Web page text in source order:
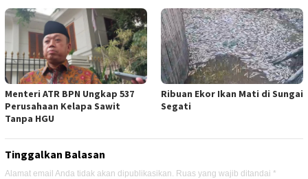
Menteri ATR BPN Ungkap 537
Perusahaan Kelapa Sawit
Tanpa HGU
Ribuan Ekor Ikan Mati di Sungai
Segati
Tinggalkan Balasan
Alamat email Anda tidak akan dipublikasikan. Ruas yang wajib ditandai *